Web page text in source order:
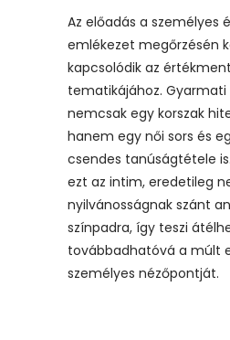
Az előadás a személyes
emlékezet megőrzésén
kapcsolódik az
tematikájához. Gyarmati
nemcsak egy korszak
hanem egy női sors és
csendes tanúságtétele
ezt az intim, eredetileg
nyilvánosságnak szánt
színpadra, így teszi
továbbadhatóvá a múlt
személyes nézőpontját.